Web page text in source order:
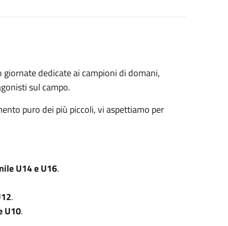
dedicate ai campioni di domani,
sul campo.
puro dei più piccoli, vi aspettiamo per
U14 e U16.
.
U10.